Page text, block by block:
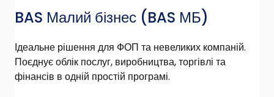
BAS Малий бізнес (BAS МБ)
Ідеальне рішення для ФОП та невеликих компаній.
Поєднує облік послуг, виробництва, торгівлі та
фінансів в одній простій програмі.